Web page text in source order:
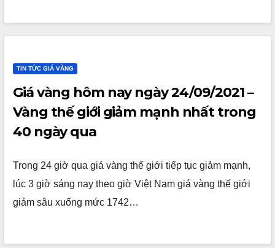
TIN TỨC GIÁ VÀNG
Giá vàng hôm nay ngày 24/09/2021 –
Vàng thế giới giảm mạnh nhất trong
40 ngày qua
Trong 24 giờ qua giá vàng thế giới tiếp tục giảm mạnh,
lúc 3 giờ sáng nay theo giờ Việt Nam giá vàng thế giới
giảm sâu xuống mức 1742…